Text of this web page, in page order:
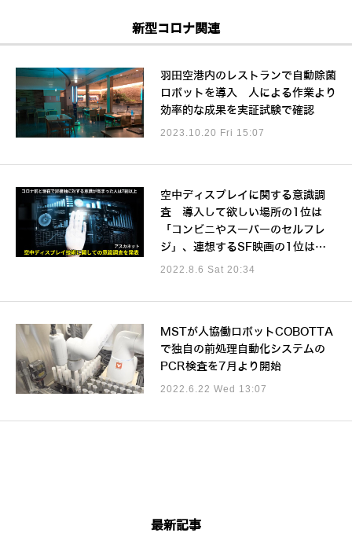
新型コロナ関連
羽田空港内のレストランで自動除菌
ロボットを導入 人による作業より
効率的な成果を実証試験で確認
2023.10.20 Fri 15:07
空中ディスプレイに関する意識調
査 導入して欲しい場所の1位は
「コンビニやスーパーのセルフレ
ジ」、連想するSF映画の1位は…
2022.8.6 Sat 20:34
MSTが人協働ロボットCOBOTTA
で独自の前処理自動化システムの
PCR検査を7月より開始
2022.6.22 Wed 13:07
最新記事